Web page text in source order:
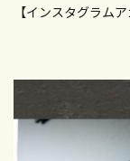
【インスタグラム